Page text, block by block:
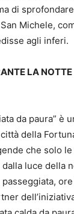
di
Michele,
agli inferi.
LA
da paura” è
della
che solo
luce della